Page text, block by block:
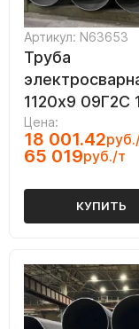
Артикул: N63653
Труба
1120х9 09Г2С
Цена:
18 001.42
65 019руб./т
КУПИТЬ